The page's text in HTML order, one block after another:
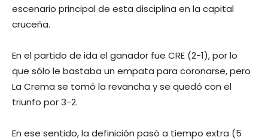
escenario principal de esta disciplina en la capital
cruceña.
En el partido de ida el ganador fue CRE (2-1), por lo
que sólo le bastaba un empata para coronarse, pero
La Crema se tomó la revancha y se quedó con el
triunfo por 3-2.
En ese sentido, la definición pasó a tiempo extra (5